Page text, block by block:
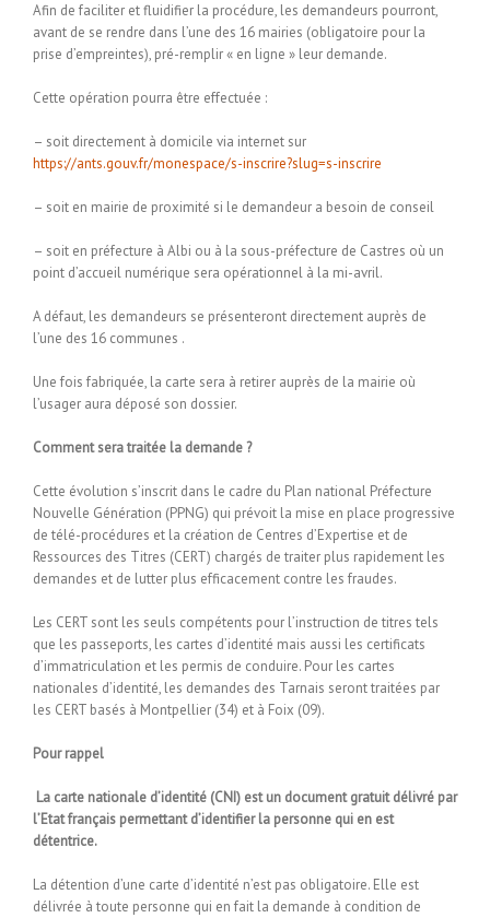
Afin de faciliter et fluidifier la procédure, les demandeurs pourront,
avant de se rendre dans l’une des 16 mairies (obligatoire pour la
prise d’empreintes), pré-remplir « en ligne » leur demande.
Cette opération pourra être effectuée :
– soit directement à domicile via internet sur
https://ants.gouv.fr/monespace/s-inscrire?slug=s-inscrire
– soit en mairie de proximité si le demandeur a besoin de conseil
– soit en préfecture à Albi ou à la sous-préfecture de Castres où un
point d’accueil numérique sera opérationnel à la mi-avril.
A défaut, les demandeurs se présenteront directement auprès de
l’une des 16 communes .
Une fois fabriquée, la carte sera à retirer auprès de la mairie où
l’usager aura déposé son dossier.
Comment sera traitée la demande ?
Cette évolution s’inscrit dans le cadre du Plan national Préfecture
Nouvelle Génération (PPNG) qui prévoit la mise en place progressive
de télé-procédures et la création de Centres d’Expertise et de
Ressources des Titres (CERT) chargés de traiter plus rapidement les
demandes et de lutter plus efficacement contre les fraudes.
Les CERT sont les seuls compétents pour l’instruction de titres tels
que les passeports, les cartes d’identité mais aussi les certificats
d’immatriculation et les permis de conduire. Pour les cartes
nationales d’identité, les demandes des Tarnais seront traitées par
les CERT basés à Montpellier (34) et à Foix (09).
Pour rappel
La carte nationale d’identité (CNI) est un document gratuit délivré par
l’Etat français permettant d’identifier la personne qui en est
détentrice.
La détention d’une carte d’identité n’est pas obligatoire. Elle est
délivrée à toute personne qui en fait la demande à condition de